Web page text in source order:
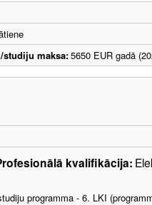
studiju maksa:5650 EUR gadā
kvalifikācija:
programma - 6. LKI